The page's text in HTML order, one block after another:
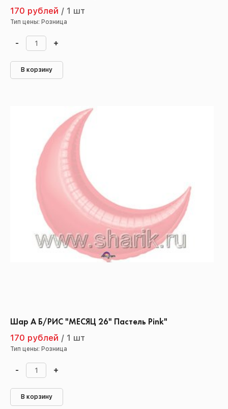
170 рублей / 1 шт
Тип цены: Розница
- +
В корзину
Шар А Б/РИС "МЕСЯЦ 26" Пастель Pink"
170 рублей / 1 шт
Тип цены: Розница
- +
В корзину